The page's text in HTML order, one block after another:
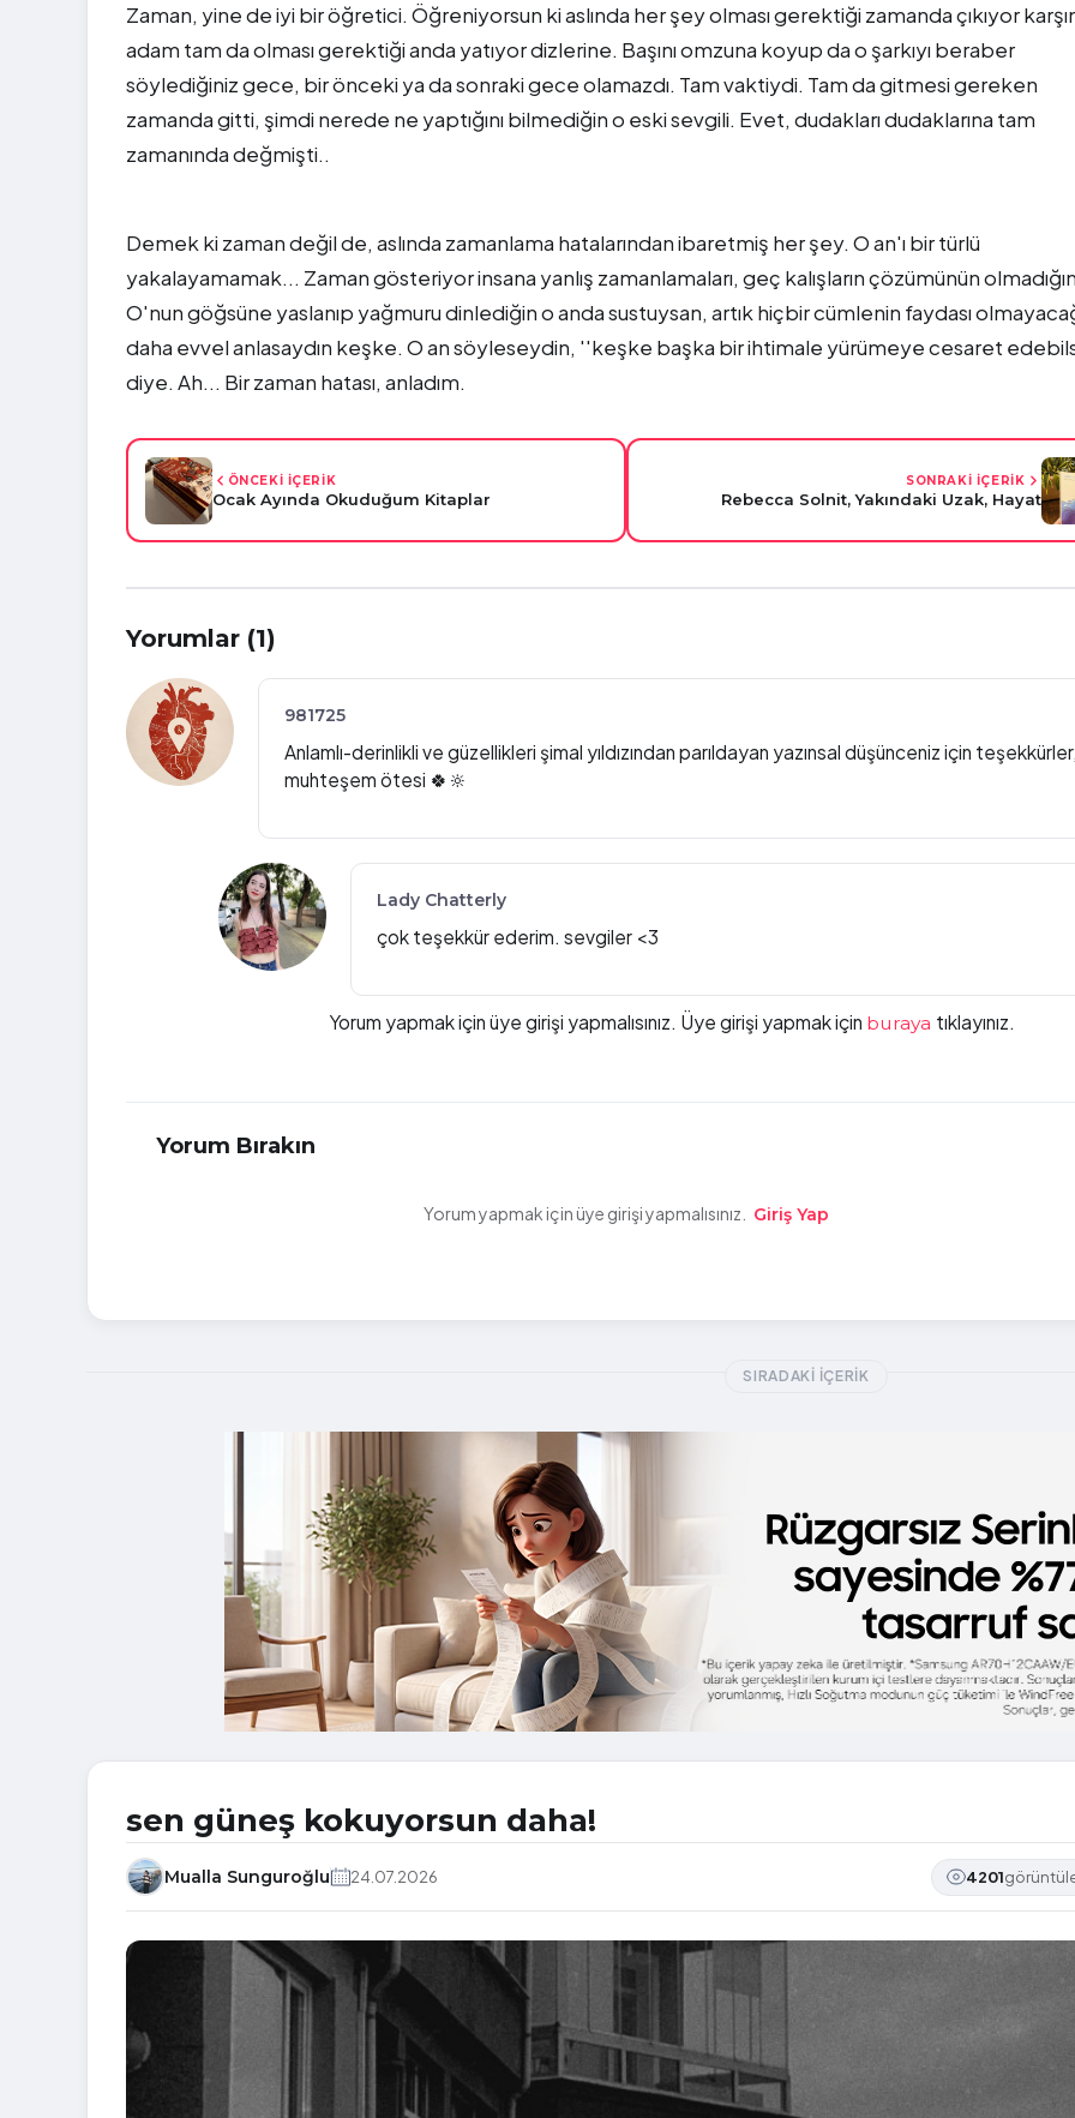
Zaman, yine de iyi bir öğretici. Öğreniyorsun ki aslında her şey olması gerektiği zamanda çıkıyor
adam tam da olması gerektiği anda yatıyor dizlerine. Başını omzuna koyup da o şarkıyı beraber
söylediğiniz gece, bir önceki ya da sonraki gece olamazdı. Tam vaktiydi. Tam da gitmesi gereken
zamanda gitti, şimdi nerede ne yaptığını bilmediğin o eski sevgili. Evet, dudakları dudaklarına tam
zamanında değmişti..
Demek ki zaman değil de, aslında zamanlama hatalarından ibaretmiş her şey. O an'ı bir türlü
yakalayamamak... Zaman gösteriyor insana yanlış zamanlamaları, geç kalışların çözümünün
O'nun göğsüne yaslanıp yağmuru dinlediğin o anda sustuysan, artık hiçbir cümlenin faydası
daha evvel anlasaydın keşke. O an söyleseydin, ''keşke başka bir ihtimale yürümeye cesaret
diye. Ah... Bir zaman hatası, anladım.
ÖNCEKİ İÇERİK
Ocak Ayında Okuduğum Kitaplar
SONRAKİ İÇERİK
Rebecca Solnit, Yakındaki Uzak, Hayat
Yorumlar (1)
981725
Anlamlı-derinlikli ve güzellikleri şimal yıldızından parıldayan yazınsal düşünceniz için
muhteşem ötesi 🍀🔆
Lady Chatterly
çok teşekkür ederim. sevgiler <3
Yorum yapmak için üye girişi yapmalısınız. Üye girişi yapmak için buraya tıklayınız.
Yorum Bırakın
Yorum yapmak için üye girişi yapmalısınız. Giriş Yap
SIRADAKI İÇERIK
sen güneş kokuyorsun daha!
Mualla Sunguroğlu 24.07.2026 4201